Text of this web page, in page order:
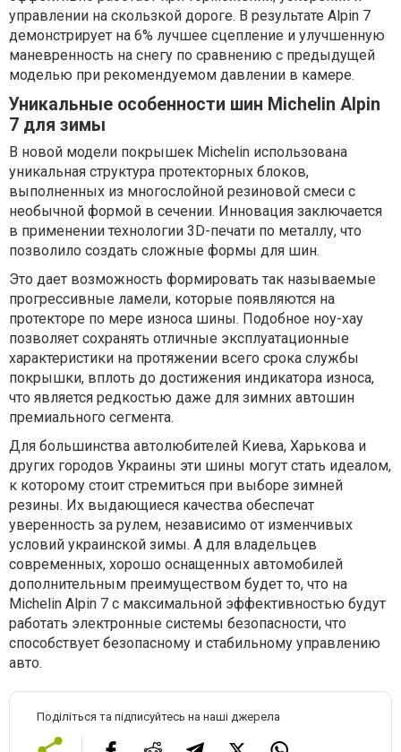
управлении на скользкой дороге. В результате Alpin 7
демонстрирует на 6% лучшее сцепление и улучшенную
маневренность на снегу по сравнению с предыдущей
моделью при рекомендуемом давлении в камере.
Уникальные особенности шин Michelin Alpin
7 для зимы
В новой модели покрышек Michelin использована
уникальная структура протекторных блоков,
выполненных из многослойной резиновой смеси с
необычной формой в сечении. Инновация заключается
в применении технологии 3D-печати по металлу, что
позволило создать сложные формы для шин.
Это дает возможность формировать так называемые
прогрессивные ламели, которые появляются на
протекторе по мере износа шины. Подобное ноу-хау
позволяет сохранять отличные эксплуатационные
характеристики на протяжении всего срока службы
покрышки, вплоть до достижения индикатора износа,
что является редкостью даже для зимних автошин
премиального сегмента.
Для большинства автолюбителей Киева, Харькова и
других городов Украины эти шины могут стать идеалом,
к которому стоит стремиться при выборе зимней
резины. Их выдающиеся качества обеспечат
уверенность за рулем, независимо от изменчивых
условий украинской зимы. А для владельцев
современных, хорошо оснащенных автомобилей
дополнительным преимуществом будет то, что на
Michelin Alpin 7 с максимальной эффективностью будут
работать электронные системы безопасности, что
способствует безопасному и стабильному управлению
авто.
Поділіться та підписуйтесь на наші джерела